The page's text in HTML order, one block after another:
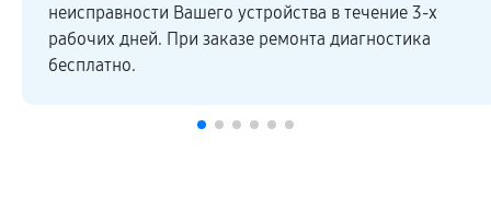
неисправности Вашего устройства в течение 3-х
рабочих дней. При заказе ремонта диагностика
бесплатно.